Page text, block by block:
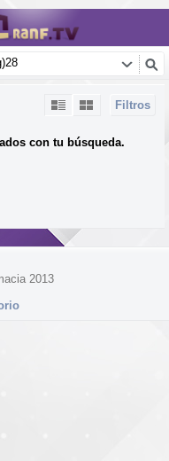
Filtros
con tu búsqueda.
2013